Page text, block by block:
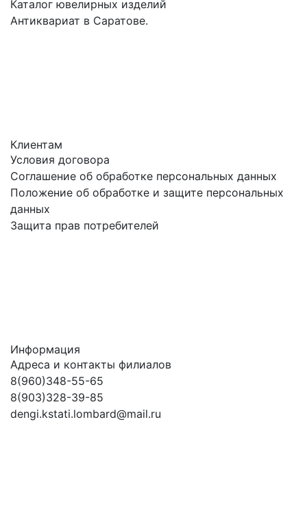
Каталог ювелирных изделий
Антиквариат в Саратове.
Клиентам
Условия договора
Соглашение об обработке персональных данных
Положение об обработке и защите персональных
данных
Защита прав потребителей
Информация
Адреса и контакты филиалов
8(960)348-55-65
8(903)328-39-85
dengi.kstati.lombard@mail.ru